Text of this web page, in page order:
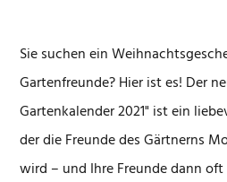
Sie suchen ein
Gartenfreunde? Hier ist es! Der
Gartenkalender 2021" ist ein
der die Freunde des Gärtnerns
wird – und Ihre Freunde dann oft